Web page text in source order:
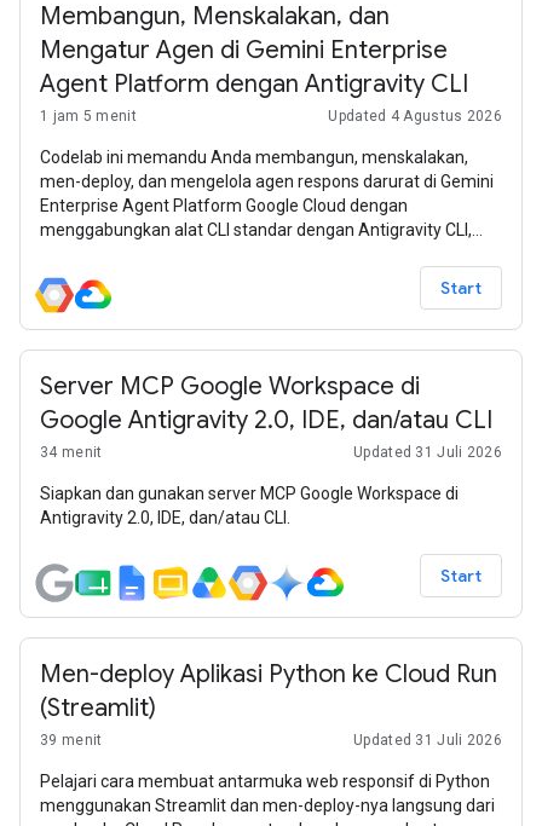
Membangun, Menskalakan, dan
Mengatur Agen di Gemini Enterprise
Agent Platform dengan Antigravity CLI
1 jam 5 menit Updated 4 Agustus 2026
Codelab ini memandu Anda membangun, menskalakan,
men-deploy, dan mengelola agen respons darurat di Gemini
Enterprise Agent Platform Google Cloud dengan
menggabungkan alat CLI standar dengan Antigravity CLI,
Development Kit.
Start
Server MCP Google Workspace di
Google Antigravity 2.0, IDE, dan/atau CLI
34 menit Updated 31 Juli 2026
Siapkan dan gunakan server MCP Google Workspace di
Antigravity 2.0, IDE, dan/atau CLI.
Start
Men-deploy Aplikasi Python ke Cloud Run
(Streamlit)
39 menit Updated 31 Juli 2026
Pelajari cara membuat antarmuka web responsif di Python
menggunakan Streamlit dan men-deploy-nya langsung dari